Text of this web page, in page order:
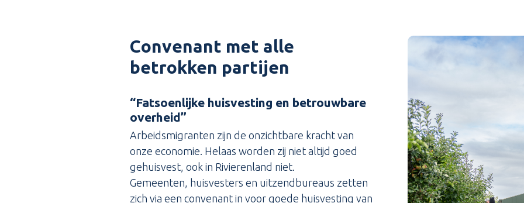
Convenant met alle
betrokken partijen
“Fatsoenlijke huisvesting en betrouwbare
overheid”
Arbeidsmigranten zijn de onzichtbare kracht van
onze economie. Helaas worden zij niet altijd goed
gehuisvest, ook in Rivierenland niet.
Gemeenten, huisvesters en uitzendbureaus zetten
zich via een convenant in voor goede huisvesting van